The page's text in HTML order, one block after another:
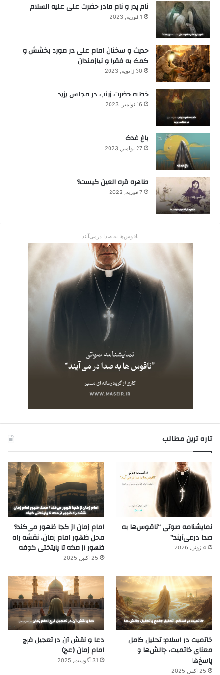
نام پدر و نام مادر حضرت علی علیه السلام
1 فوریه, 2023
حدیث و سخنان امام علی در مورد بخشش و
کمک به فقرا و نیازمندان
30 ژانویه, 2023
خطبه حضرت زینب در مجلس یزید
16 نوامبر, 2023
باغ فدک
27 نوامبر, 2023
طاهره قره العین کیست؟
7 فوریه, 2023
ناقوس‌ها به صدا در‌می‌آیند
تاره ترین مطالب
نمایشنامه صوتی “ناقوس‌ها به
صدا در‌می‌آیند”
4 ژوئن, 2026
امام زمان از کجا ظهور می‌کند؟
محل ظهور امام زمان، نقشه راه
ظهور از مکه تا پایتختی کوفه
25 اکتبر, 2025
خاتمیت در اسلام: تحلیل کامل
معنای خاتمیت، چالش‌ها و
پاسخ‌ها
25 اکتبر, 2025
دعا و نقش آن در تعجیل فرج
امام زمان (عج)
31 آگوست, 2025